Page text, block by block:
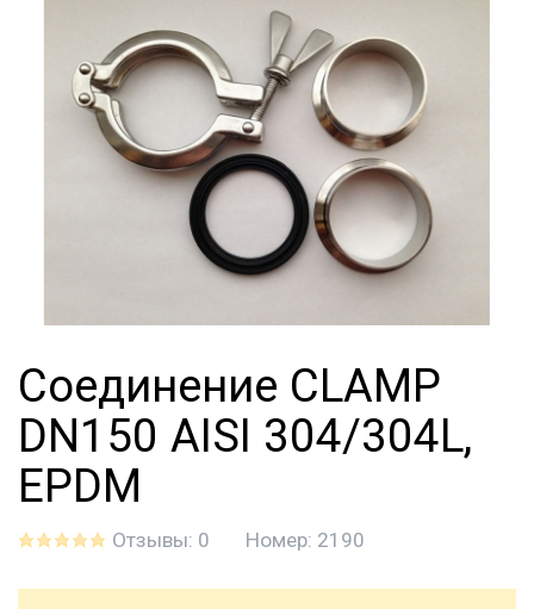
Соединение CLAMP
DN150 AISI 304/304L,
EPDM
Отзывы: 0 Номер: 2190